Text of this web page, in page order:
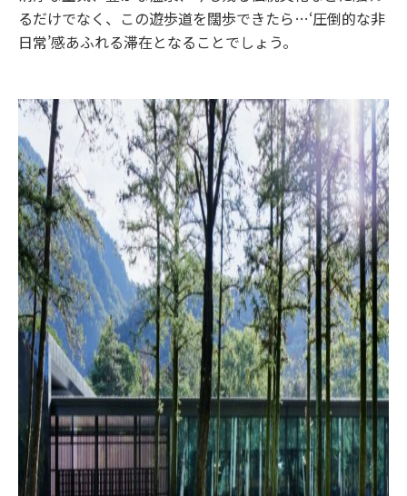
るだけでなく、この遊歩道を闊歩できたら…‘圧倒的な非
日常’感あふれる滞在となることでしょう。